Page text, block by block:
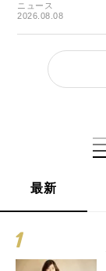
ニュース
2026.08.08
最新